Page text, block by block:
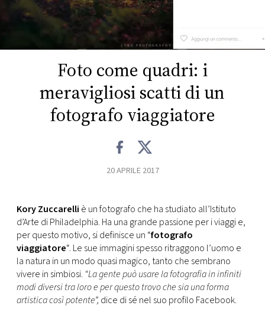
FOTO
EVENTI
DI
MONACO
RMC
CONSIGLIA
Foto come quadri: i
meravigliosi scatti di un
fotografo viaggiatore
20 APRILE 2017
Kory Zuccarelli è un fotografo che ha studiato all’Istituto
d’Arte di Philadelphia. Ha una grande passione per i viaggi e,
per questo motivo, si definisce un “fotografo
viaggiatore“. Le sue immagini spesso ritraggono l’uomo e
la natura in un modo quasi magico, tanto che sembrano
vivere in simbiosi. “La gente può usare la fotografia in infiniti
modi diversi tra loro e per questo trovo che sia una forma
artistica così potente”, dice di sé nel suo profilo Facebook.